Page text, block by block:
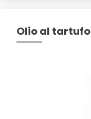
Olio al tartufo